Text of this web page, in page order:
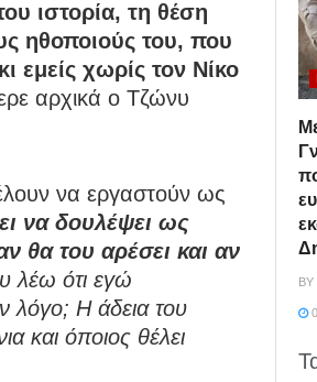
ιστορία, τη θέση
ηθοποιούς του, που
εμείς χωρίς τον Νίκο
αρχικά ο Τζώνυ
να εργαστούν ως
να δουλέψει ως
θα του αρέσει και αν
λέω ότι εγώ
λόγο; Η άδεια του
και όποιος θέλει
BY